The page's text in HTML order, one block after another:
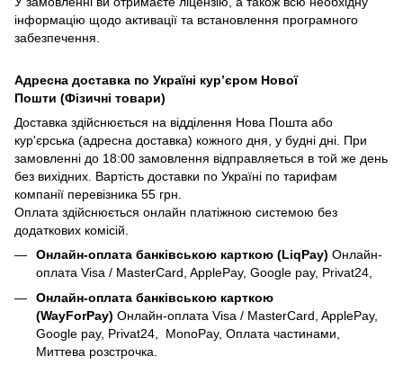
інформацію щодо активації та встановлення програмного
забезпечення.
Адресна доставка по Україні курʼєром Нової
Пошти (Фізичні товари)
Доставка здійснюється на відділення Нова Пошта або
кур'єрська (адресна доставка) кожного дня, у будні дні. При
замовленні до 18:00 замовлення відправляеться в той же день
без вихідних. Вартість доставки по Україні по тарифам
компанії перевізника 55 грн.
Оплата здійснюється онлайн платіжною системою без
додаткових комісій.
Онлайн-оплата банківською карткою (LiqPay) Онлайн-
оплата Visa / MasterCard, ApplePay, Google pay, Privat24,
Онлайн-оплата банківською карткою
(WayForPay) Онлайн-оплата Visa / MasterCard, ApplePay,
Google pay, Privat24, MonoPay, Оплата частинами,
Миттева розстрочка.